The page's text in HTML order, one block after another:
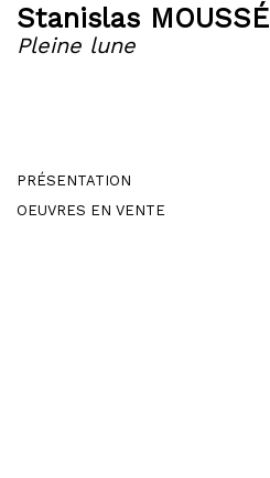
Stanislas MOUSSÉ
Pleine lune
PRÉSENTATION
OEUVRES EN VENTE